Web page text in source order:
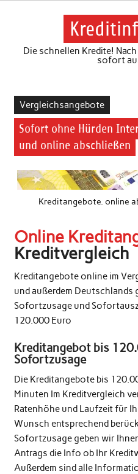
Skip
Die schnellen Kredite!
sofort
Vergleichsangebote
Sofort ohne Hürden
und online abschließen
Kreditangebote. online
Online
Kreditvergleich
Kreditangebote online im
und außerdem Deutschlands
Sofortzusage und
120.000 Euro
Kreditangebot bis
Sofortzusage
Die Kreditangebote bis
Minuten Im Kreditvergleich
Ratenhöhe und Laufzeit für
Wunsch entsprechend
Sofortzusage geben wir
Antrags die Info ob Ihr
Außerdem sind alle